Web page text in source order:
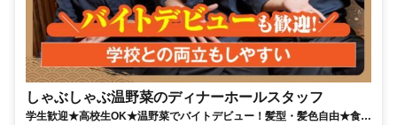
しゃぶしゃぶ温野菜のディナーホールスタッフ
学生歓迎★高校生OK★温野菜でバイトデビュー！髪型・髪色自由★食事